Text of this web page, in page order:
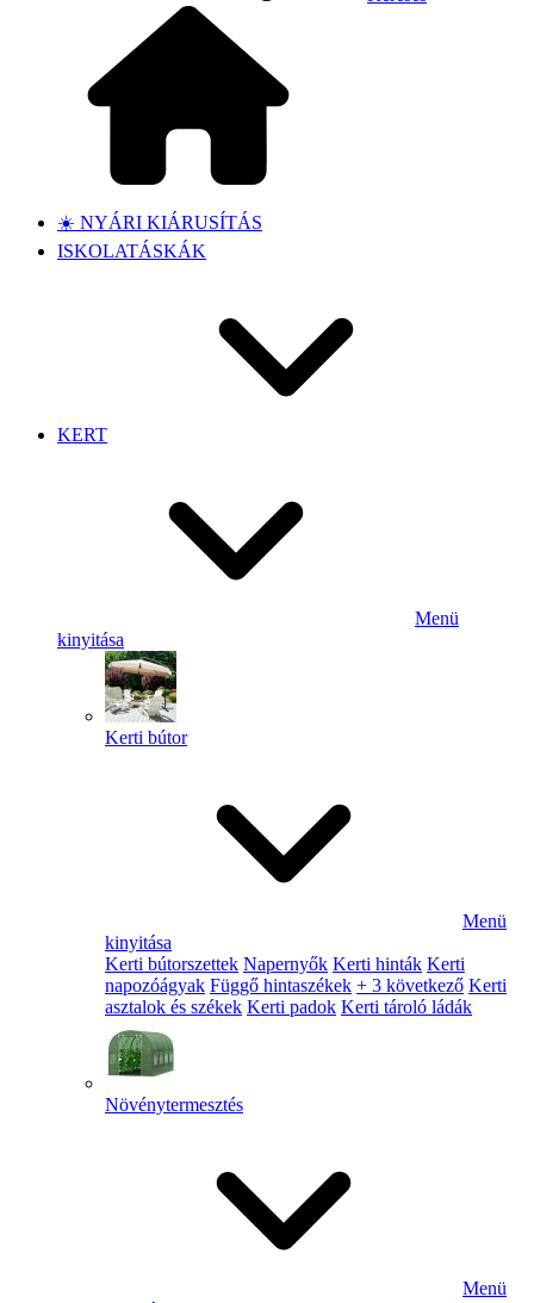
☀️ NYÁRI KIÁRUSÍTÁS
ISKOLATÁSKÁK
KERT
Menü
kinyitása
Kerti bútor
Menü
kinyitása
Kerti bútorszettek Napernyők Kerti hinták Kerti
napozóágyak Függő hintaszékek + 3 következő Kerti
asztalok és székek Kerti padok Kerti tároló ládák
Növénytermesztés
Menü